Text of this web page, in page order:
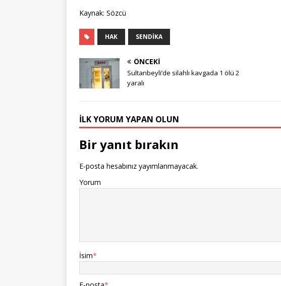
Kaynak: Sözcü
HAK SENDIKA
ÖNCEKI
Sultanbeyli’de silahlı kavgada 1 ölü 2
yaralı
İLK YORUM YAPAN OLUN
Bir yanıt bırakın
E-posta hesabınız yayımlanmayacak.
Yorum
İsim*